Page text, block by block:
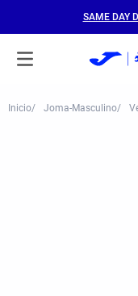
SAME DAY
Joma-Masculino